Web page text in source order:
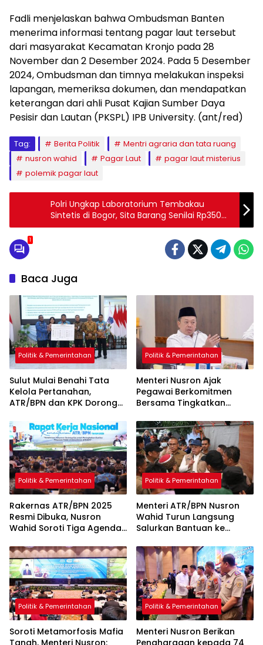
Fadli menjelaskan bahwa Ombudsman Banten
menerima informasi tentang pagar laut tersebut
dari masyarakat Kecamatan Kronjo pada 28
November dan 2 Desember 2024. Pada 5 Desember
2024, Ombudsman dan timnya melakukan inspeksi
lapangan, memeriksa dokumen, dan mendapatkan
keterangan dari ahli Pusat Kajian Sumber Daya
Pesisir dan Lautan (PKSPL) IPB University. (ant/red)
Tag: Berita Politik
Mentri agraria dan tata ruang
nusron wahid
Pagar Laut
pagar laut misterius
polemik pagar laut
Polri Ungkap Laboratorium Tembakau
Sintetis di Bogor, Sita Barang Senilai Rp350
Miliar
1
Baca Juga
Politik & Pemerintahan
Sulut Mulai Benahi Tata
Kelola Pertanahan,
ATR/BPN dan KPK Dorong
Politik & Pemerintahan
Menteri Nusron Ajak
Pegawai Berkomitmen
Bersama Tingkatkan
Politik & Pemerintahan
Rakernas ATR/BPN 2025
Resmi Dibuka, Nusron
Wahid Soroti Tiga Agenda
Diselesaikan
Politik & Pemerintahan
Menteri ATR/BPN Nusron
Wahid Turun Langsung
Salurkan Bantuan ke
Agam
Politik & Pemerintahan
Soroti Metamorfosis Mafia
Politik & Pemerintahan
Menteri Nusron Berikan